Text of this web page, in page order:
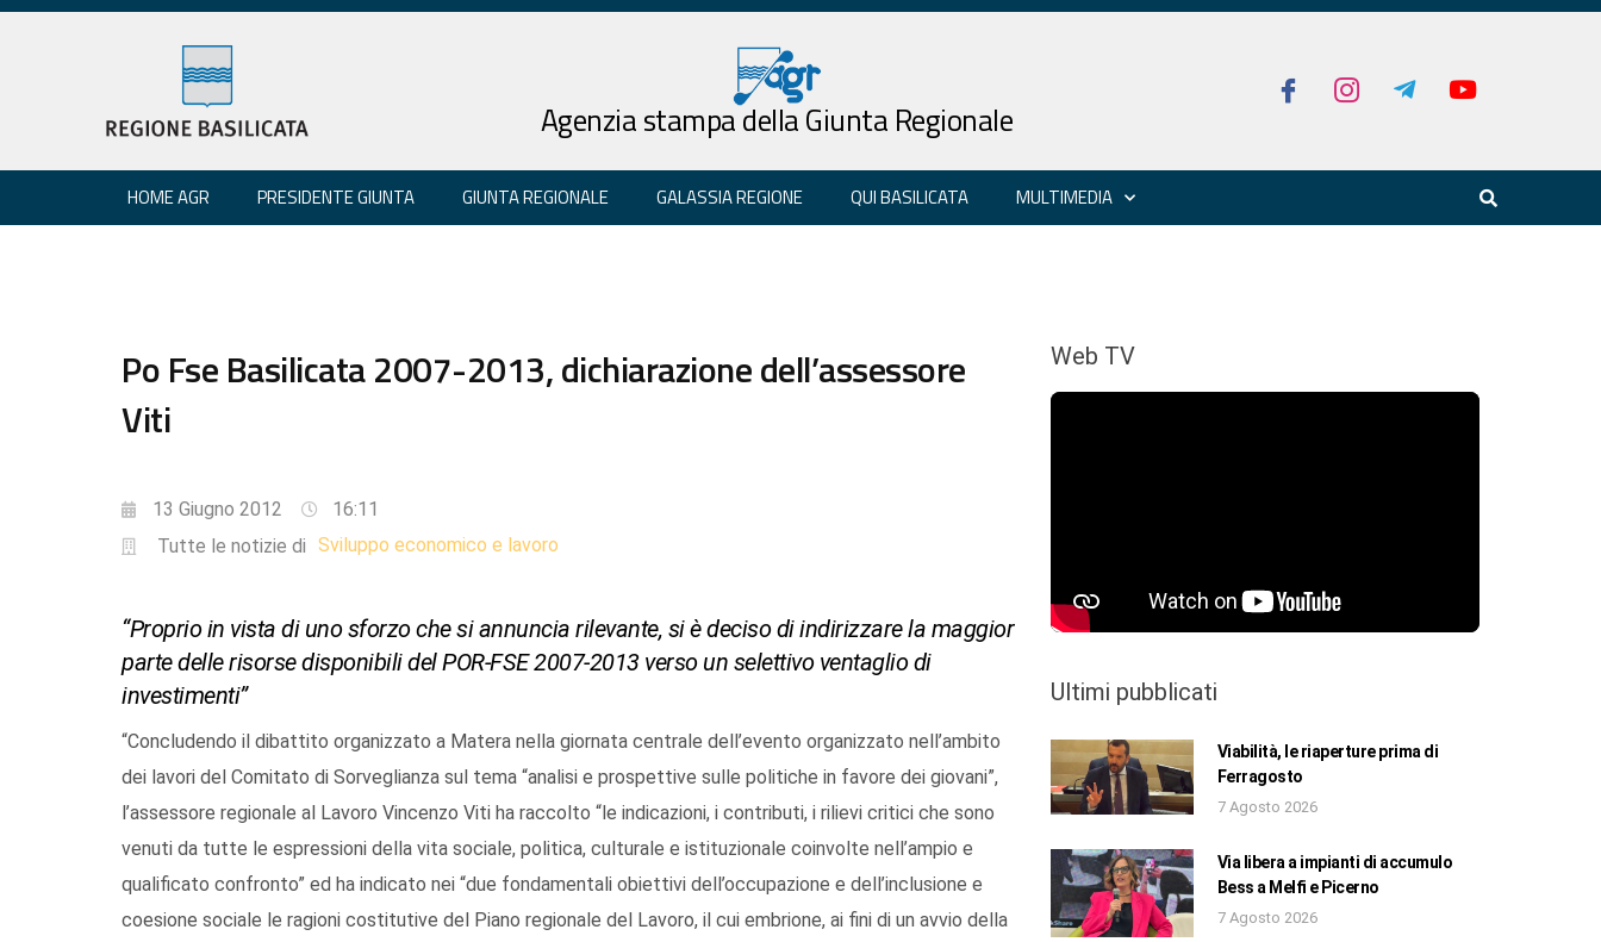
Agenzia stampa della Giunta Regionale
HOME AGR PRESIDENTE GIUNTA GIUNTA REGIONALE GALASSIA REGIONE QUI BASILICATA MULTIMEDIA
Po Fse Basilicata 2007-2013, dichiarazione dell’assessore
Viti
13 Giugno 2012
16:11
Tutte le notizie di Sviluppo economico e lavoro
“Proprio in vista di uno sforzo che si annuncia rilevante, si è deciso di indirizzare la maggior
parte delle risorse disponibili del POR-FSE 2007-2013 verso un selettivo ventaglio di
investimenti”
“Concludendo il dibattito organizzato a Matera nella giornata centrale dell’evento organizzato nell’ambito
dei lavori del Comitato di Sorveglianza sul tema “analisi e prospettive sulle politiche in favore dei giovani”,
l’assessore regionale al Lavoro Vincenzo Viti ha raccolto “le indicazioni, i contributi, i rilievi critici che sono
venuti da tutte le espressioni della vita sociale, politica, culturale e istituzionale coinvolte nell’ampio e
qualificato confronto” ed ha indicato nei “due fondamentali obiettivi dell’occupazione e dell’inclusione e
coesione sociale le ragioni costitutive del Piano regionale del Lavoro, il cui embrione, ai fini di un avvio della
Web TV
Ultimi pubblicati
Viabilità, le riaperture prima di
Ferragosto
7 Agosto 2026
Via libera a impianti di accumulo
Bess a Melfi e Picerno
7 Agosto 2026